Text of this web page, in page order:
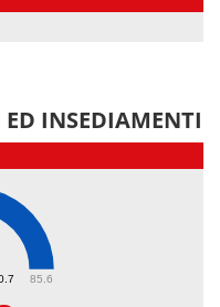
INSEDIAMENTI
85.6